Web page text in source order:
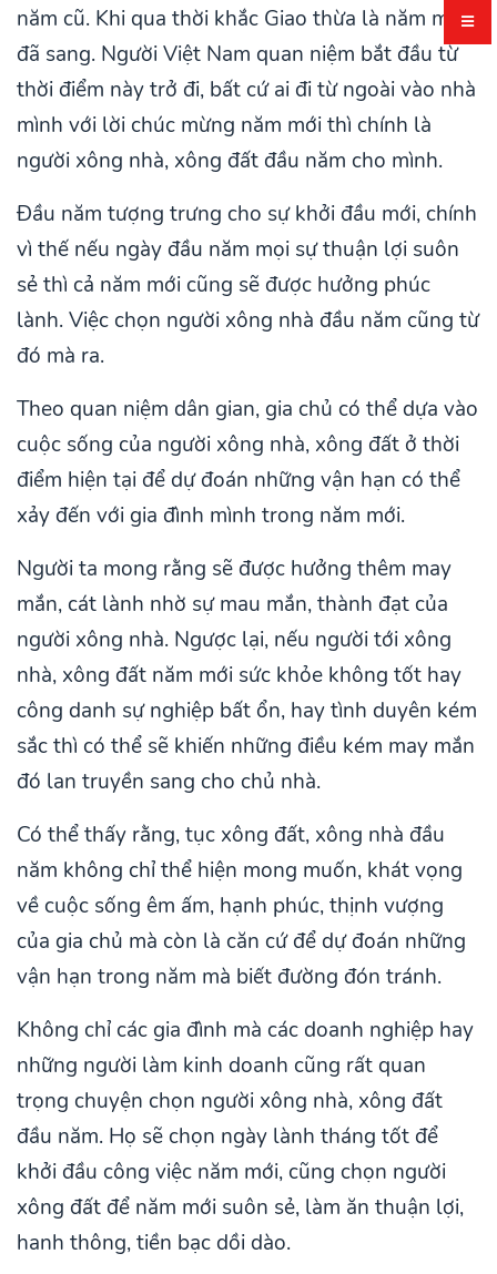
năm cũ. Khi qua thời khắc Giao thừa là năm mới
đã sang. Người Việt Nam quan niệm bắt đầu từ
thời điểm này trở đi, bất cứ ai đi từ ngoài vào nhà
mình với lời chúc mừng năm mới thì chính là
người xông nhà, xông đất đầu năm cho mình.
Đầu năm tượng trưng cho sự khởi đầu mới, chính
vì thế nếu ngày đầu năm mọi sự thuận lợi suôn
sẻ thì cả năm mới cũng sẽ được hưởng phúc
lành. Việc chọn người xông nhà đầu năm cũng từ
đó mà ra.
Theo quan niệm dân gian, gia chủ có thể dựa vào
cuộc sống của người xông nhà, xông đất ở thời
điểm hiện tại để dự đoán những vận hạn có thể
xảy đến với gia đình mình trong năm mới.
Người ta mong rằng sẽ được hưởng thêm may
mắn, cát lành nhờ sự mau mắn, thành đạt của
người xông nhà. Ngược lại, nếu người tới xông
nhà, xông đất năm mới sức khỏe không tốt hay
công danh sự nghiệp bất ổn, hay tình duyên kém
sắc thì có thể sẽ khiến những điều kém may mắn
đó lan truyền sang cho chủ nhà.
Có thể thấy rằng, tục xông đất, xông nhà đầu
năm không chỉ thể hiện mong muốn, khát vọng
về cuộc sống êm ấm, hạnh phúc, thịnh vượng
của gia chủ mà còn là căn cứ để dự đoán những
vận hạn trong năm mà biết đường đón tránh.
Không chỉ các gia đình mà các doanh nghiệp hay
những người làm kinh doanh cũng rất quan
trọng chuyện chọn người xông nhà, xông đất
đầu năm. Họ sẽ chọn ngày lành tháng tốt để
khởi đầu công việc năm mới, cũng chọn người
xông đất để năm mới suôn sẻ, làm ăn thuận lợi,
hanh thông, tiền bạc dồi dào.